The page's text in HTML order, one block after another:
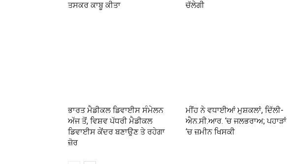
ਤਸਕਰ ਕਾਬੂ ਕੀਤਾ
ਚੱਲੇਗੀ
ਭਾਰਤ ਮੈਡੀਕਲ ਡਿਵਾਈਸ ਸੰਮੇਲਨ
ਅੱਜ ਤੋਂ, ਵਿਸ਼ਵ ਪੱਧਰੀ ਮੈਡੀਕਲ
ਡਿਵਾਈਸ ਕੇਂਦਰ ਬਣਾਉਣ ਤੇ ਰਹੇਗਾ
ਜ਼ੋਰ
ਮੀਂਹ ਨੇ ਵਧਾਈਆਂ ਮੁਸ਼ਕਲਾਂ, ਦਿੱਲੀ-
ਐਨ.ਸੀ.ਆਰ. ‘ਚ ਜਲਭਰਾਅ; ਪਹਾੜਾਂ
‘ਚ ਜ਼ਮੀਨ ਖਿਸਕੀ